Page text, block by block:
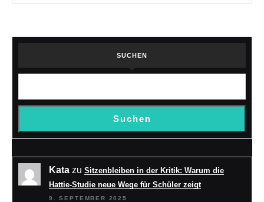
SUCHEN
Suchen
Kata zu Sitzenbleiben in der Kritik: Warum die
Hattie-Studie neue Wege für Schüler zeigt
9. SEPTEMBER 2025